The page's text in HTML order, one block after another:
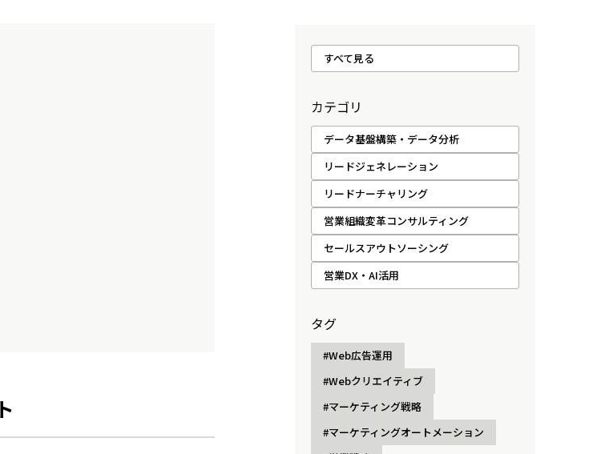
すべて見る
カテゴリ
データ基盤構築・データ分析
リードジェネレーション
リードナーチャリング
営業組織変革コンサルティング
セールスアウトソーシング
営業DX・AI活用
タグ
#Web広告運用
#Webクリエイティブ
#マーケティング戦略
#マーケティングオートメーション